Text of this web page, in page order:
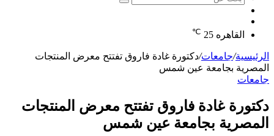
بحث
عشوائي
القاهره 25
℃
الرئيسية/جامعات/دكتورة غادة فاروق تفتتح معرض المنتجات
المصرية بجامعة عين شمس
جامعات
دكتورة غادة فاروق تفتتح معرض المنتجات
المصرية بجامعة عين شمس